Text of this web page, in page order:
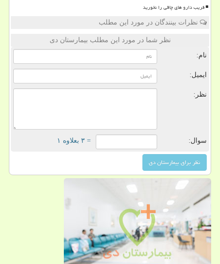
فریب دارو های چاقی را نخورید
نظرات بینندگان در مورد این مطلب
نظر شما در مورد این مطلب بیمارستان دی
نام:
ایمیل:
نظر:
سوال: = ۳ بعلاوه ۱